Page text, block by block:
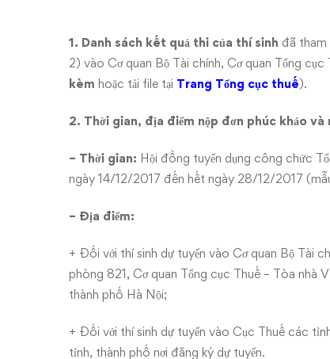
chức
Thuế
năm
2016
(vòng
2)
1. Danh sách kết quả thi của thí sinh đã tham
2) vào Cơ quan Bộ Tài chính, Cơ quan Tổng
kèm hoặc tải file tại Trang Tổng cục thuế).
2. Thời gian, địa điểm nộp đơn phúc khảo
– Thời gian: Hội đồng tuyển dụng công chức
ngày 14/12/2017 đến hết ngày 28/12/2017
– Địa điểm:
+ Đối với thí sinh dự tuyển vào Cơ quan Bộ Tài
phòng 821, Cơ quan Tổng cục Thuế – Tòa nhà
thành phố Hà Nội;
+ Đối với thí sinh dự tuyển vào Cục Thuế các
tỉnh, thành phố nơi đăng ký dự tuyển.